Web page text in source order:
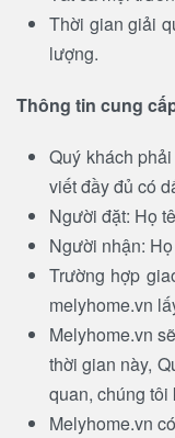
Thời gian giải
lượng.
Thông tin cung
Quý khách
viết đầy đủ có
Người đặt: Họ
Người nhận:
Trường hợp
melyhome.vn
Melyhome.vn
thời gian này,
quan, chúng
Melyhome.vn